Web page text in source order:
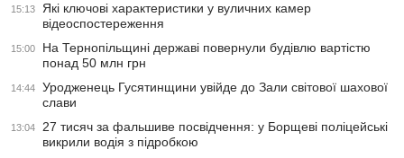
15:13
Які ключові характеристики у вуличних камер
відеоспостереження
15:00
На Тернопільщині державі повернули будівлю вартістю
понад 50 млн грн
14:44
Уродженець Гусятинщини увійде до Зали світової шахової
слави
13:04
27 тисяч за фальшиве посвідчення: у Борщеві поліцейські
викрили водія з підробкою